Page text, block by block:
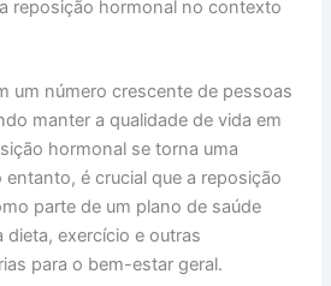
reposição hormonal no contexto
um número crescente de pessoas
manter a qualidade de vida em
hormonal se torna uma
é crucial que a reposição
parte de um plano de saúde
dieta, exercício e outras
para o bem-estar geral.